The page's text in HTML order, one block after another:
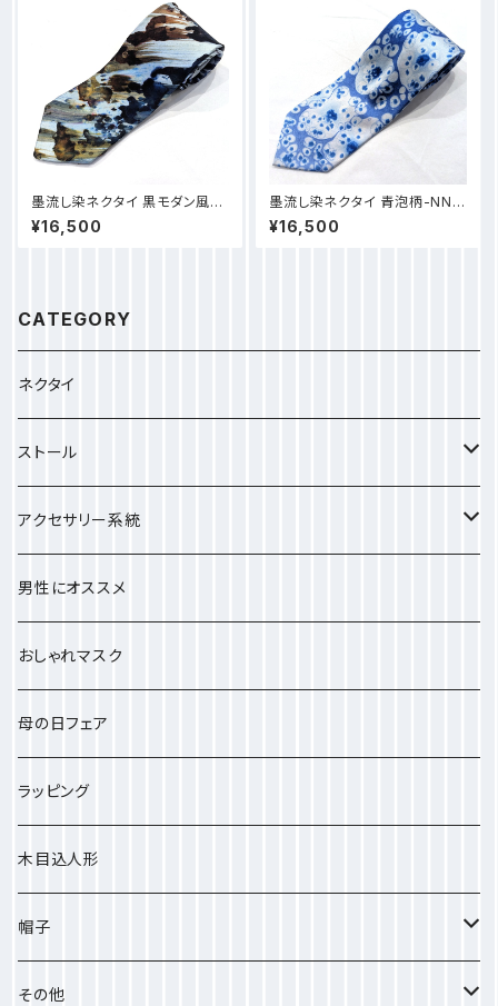
墨流し染ネクタイ 黒モダン風-N
N56
¥16,500
墨流し染ネクタイ 青泡柄-NN5
7
¥16,500
CATEGORY
ネクタイ
ストール
小さめのストール
中ぐらいのストール
大きいストール
プチサイズ
アクセサリー系統
しゅしゅ
男性にオススメ
おしゃれマスク
母の日フェア
ラッピング
木目込人形
帽子
ポリエステル
その他